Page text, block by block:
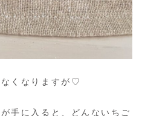
くなりますが♡
手に入ると、どんないちご